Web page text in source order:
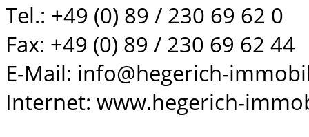
Tel.: +49 (0) 89 / 230 69 62 0
Fax: +49 (0) 89 / 230 69 62 44
E-Mail: info@hegerich-
Internet: www.hegerich-